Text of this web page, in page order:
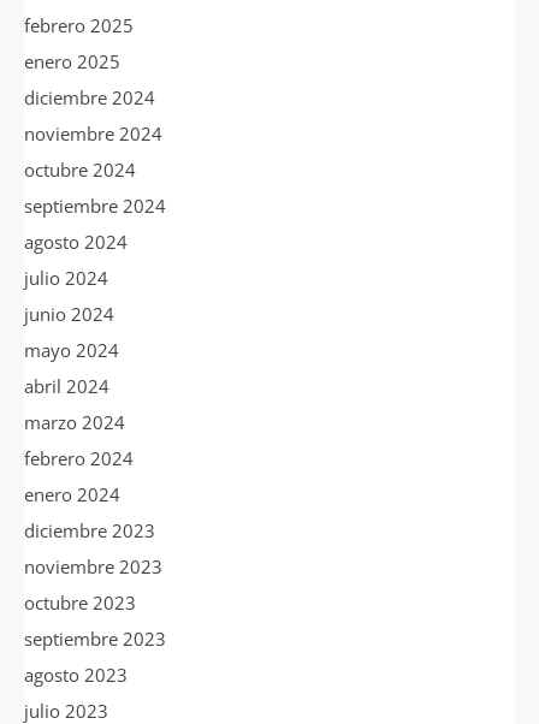
febrero 2025
enero 2025
diciembre 2024
noviembre 2024
octubre 2024
septiembre 2024
agosto 2024
julio 2024
junio 2024
mayo 2024
abril 2024
marzo 2024
febrero 2024
enero 2024
diciembre 2023
noviembre 2023
octubre 2023
septiembre 2023
agosto 2023
julio 2023